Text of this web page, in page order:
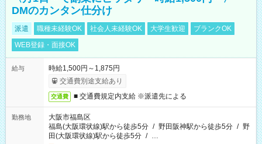
DMのカンタン仕分け
派遣 職種未経験OK 社会人未経験OK 大学生歓迎
ブランクOK
WEB登録・面接OK
給与
時給1,500円～1,875円
交通費別途支給あり
交通費 ■ 交通費規定内支給 ※派遣先による
勤務地
大阪市福島区
福島(大阪環状線)駅から徒歩5分 / 野田阪神駅から徒歩5分 / 野
田(大阪環状線)駅から徒歩5分 / …